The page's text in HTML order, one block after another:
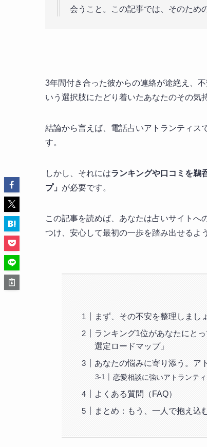
会うこと。この記事では、そのため
3年間付き合った彼からの連絡が途絶え、
いう選択肢にたどり着いたあなたのその気
結論から言えば、電話占いアトランティス
す。
しかし、それにはランキングや口コミを鵜
プ」 が必要です。
この記事を読めば、あなたは占いサイトへ
つけ、安心して最初の一歩を踏み出せるよ
まず、その不安を整理しまし
ランキング1位があなたにと
選定ロードマップ」
あなたの悩みに寄り添う。ア
恋愛相談に強いアトランテ
よくある質問（FAQ）
まとめ：もう、一人で抱え込